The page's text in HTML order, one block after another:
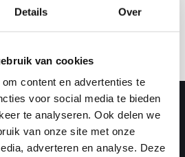
Details Over
van cookies
content en advertenties te
voor social media te bieden
te analyseren. Ook delen we
van onze site met onze
adverteren en analyse. Deze
Abonneer